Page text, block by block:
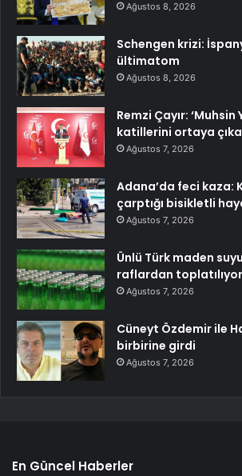
Ağustos 8, 2026
Schengen krizi:
ültimatom
Ağustos 8, 2026
Remzi Çayır: ‘Muhsin
katillerini ortaya
Ağustos 7, 2026
Adana’da feci kaza:
çarptığı bisikletli
Ağustos 7, 2026
Ünlü Türk maden
raflardan toplatılıyor
Ağustos 7, 2026
Cüneyt Özdemir ile
birbirine girdi
Ağustos 7, 2026
En Güncel Haberler